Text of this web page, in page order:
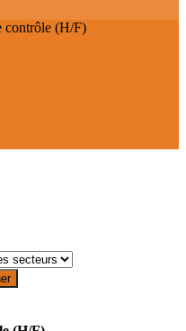
contrôle (H/F)